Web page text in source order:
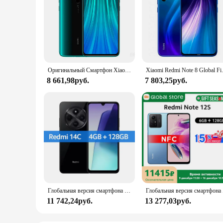
Оригинальный Смартфон Xiaomi Redmi Note 8 Pro, телефон, 8 ГБ, 128 ГБ, сотовый телефон Android, мобильный телефон с двумя SIM-картами, глобальная прошивка, 4G
8 661,98руб.
Xiaomi Redmi Note 8
7 803,25руб.
Глобальная версия смартфона Xiaomi Redmi 14C MediaTek Helio G81-Ultra 50MP AI двойная камера 6,88 "120 Гц дисплей HyperOS 5160 мАч
11 742,24руб. 13 277,03руб.